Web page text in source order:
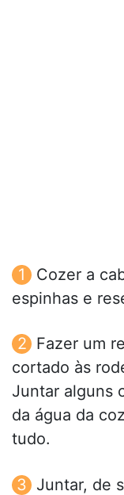
Cozer a
espinhas e
Fazer um
cortado às
Juntar alguns
da água da
tudo.
Juntar, de